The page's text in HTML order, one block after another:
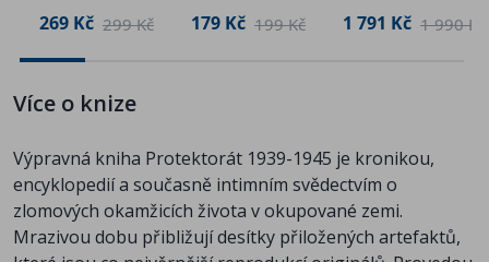
Motáky Julia Fučíka s Reportáží psanou na oprátce
Vládní nařízení o zřízení vládního vojska
Mapa účasti vládního vojska na pracích na
Německé mapy Prahy a Brna
Návrh na poněmčení českých jmen
Zpráva exilového prezidenta Edvarda Beneše
zaslaná přes Silver A domácímu odboji
269 Kč 299 Kč 179 Kč 199 Kč
Jahodářová,
1 791 Kč 1 990 Kč
Více o knize
Výpravná kniha Protektorát 1939-1945 je kronikou,
encyklopedií a současně intimním svědectvím o
zlomových okamžicích života v okupované zemi.
Mrazivou dobu přibližují desítky přiložených artefaktů,